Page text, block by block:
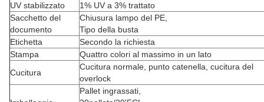
UV stabilizzato
1% UV a 3% trattato
Sacchetto del
documento
Chiusura lampo del PE,
Tipo della busta
Etichetta
Secondo la richiesta
Stampa
Quattro colori al massimo in un lato
Cucitura
Cucitura normale, punto catenella, cucitura del
overlock
Pallet ingrassati,